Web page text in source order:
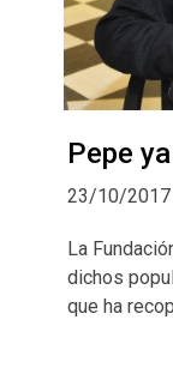
Pepe
23/10/2017
La
dichos
que ha